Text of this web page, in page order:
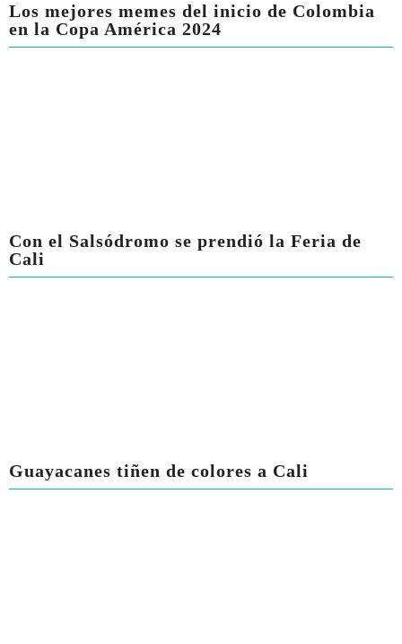
Los mejores memes del inicio de Colombia
en la Copa América 2024
Con el Salsódromo se prendió la Feria de
Cali
Guayacanes tiñen de colores a Cali